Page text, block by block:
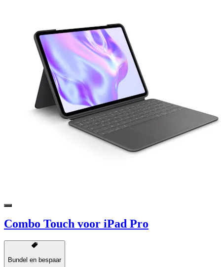
Combo Touch voor iPad Pro
Bundel en bespaar